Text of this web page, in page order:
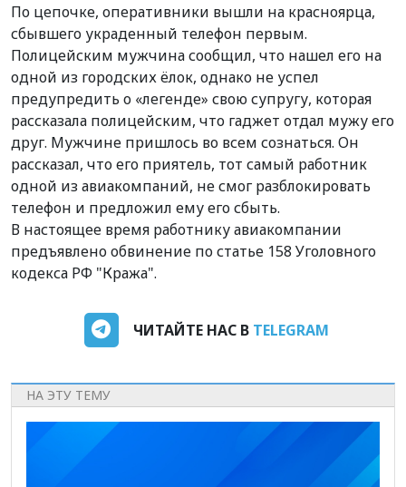
По цепочке, оперативники вышли на красноярца,
сбывшего украденный телефон первым.
Полицейским мужчина сообщил, что нашел его на
одной из городских ёлок, однако не успел
предупредить о «легенде» свою супругу, которая
рассказала полицейским, что гаджет отдал мужу его
друг. Мужчине пришлось во всем сознаться. Он
рассказал, что его приятель, тот самый работник
одной из авиакомпаний, не смог разблокировать
телефон и предложил ему его сбыть.
В настоящее время работнику авиакомпании
предъявлено обвинение по статье 158 Уголовного
кодекса РФ "Кража".
ЧИТАЙТЕ НАС В TELEGRAM
НА ЭТУ ТЕМУ